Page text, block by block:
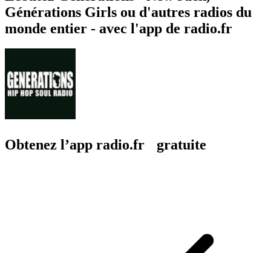
Générations Girls ou d'autres radios du
monde entier - avec l'app de radio.fr
Obtenez l’app radio.fr gratuite